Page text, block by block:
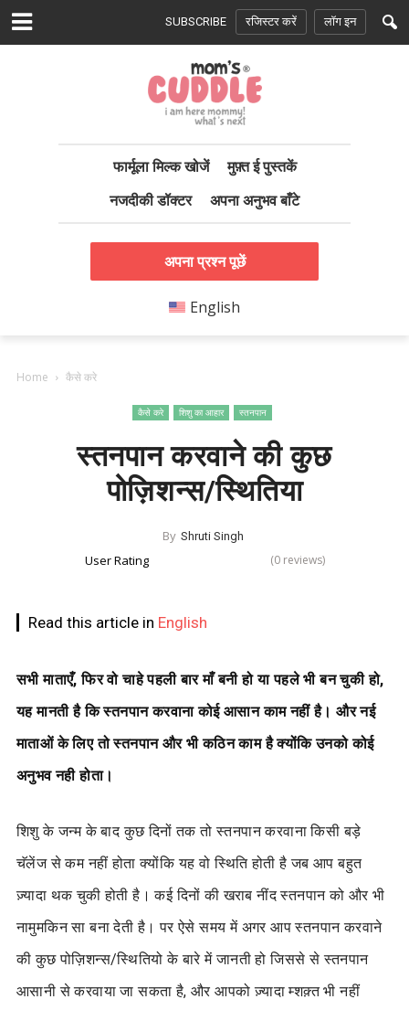
SUBSCRIBE रजिस्टर करें लॉग इन
फार्मूला मिल्क खोजें
मुफ़्त ई पुस्तकें
नजदीकी डॉक्टर
अपना अनुभव बाँटे
अपना प्रश्न पूछें
English
Home कैसे करे
कैसे करे शिशु का आहार स्तनपान
स्तनपान करवाने की कुछ
पोज़िशन्स/स्थितिया
By Shruti Singh
User Rating (0 reviews)
Read this article in English
सभी माताएँ, फिर वो चाहे पहली बार माँ बनी हो या पहले भी बन चुकी हो,
यह मानती है कि स्तनपान करवाना कोई आसान काम नहीं है। और नई
माताओं के लिए तो स्तनपान और भी कठिन काम है क्योंकि उनको कोई
अनुभव नही होता।
शिशु के जन्म के बाद कुछ दिनों तक तो स्तनपान करवाना किसी बड़े
चॅलेंज से कम नहीं होता क्योंकि यह वो स्थिति होती है जब आप बहुत
ज़्यादा थक चुकी होती है। कई दिनों की खराब नींद स्तनपान को और भी
नामुमकिन सा बना देती है। पर ऐसे समय में अगर आप स्तनपान करवाने
की कुछ पोज़िशन्स/स्थितियो के बारे में जानती हो जिससे से स्तनपान
आसानी से करवाया जा सकता है, और आपको ज़्यादा म्शक़्त भी नहीं